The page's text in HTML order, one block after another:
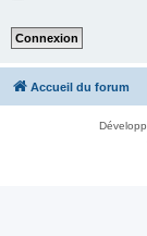
Accueil du forum